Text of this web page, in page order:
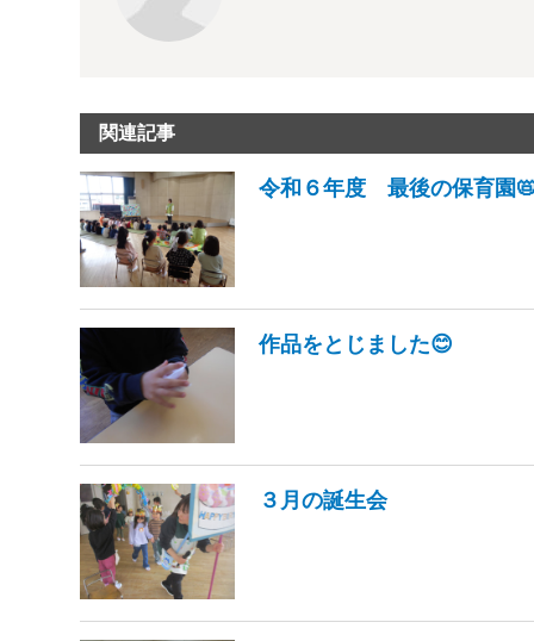
関連記事
令和６年度 最後の保育園
作品をとじました😊
３月の誕生会